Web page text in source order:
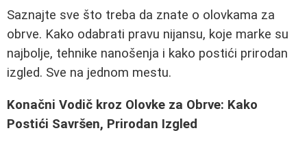
Saznajte sve što treba da znate o olovkama za
obrve. Kako odabrati pravu nijansu, koje marke su
najbolje, tehnike nanošenja i kako postići prirodan
izgled. Sve na jednom mestu.
Konačni Vodič kroz Olovke za Obrve: Kako
Postići Savršen, Prirodan Izgled